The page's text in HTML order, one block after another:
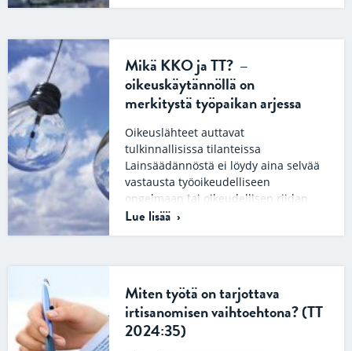
Mikä KKO ja TT? –
oikeuskäytännöllä on
merkitystä työpaikan arjessa
Oikeuslähteet auttavat
tulkinnallisissa tilanteissa
Lainsäädännöstä ei löydy aina selvää
vastausta työoikeudelliseen
ongelmaan tai oikeudellisen riidan
kohteena olevaan kysymykseen.
Lue lisää
Miten työtä on tarjottava
irtisanomisen vaihtoehtona? (TT
2024:35)